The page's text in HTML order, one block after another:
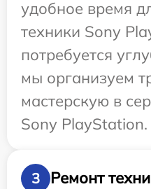
удобное время
техники Sony
потребуется
мы организуем
мастерскую в
Sony PlayStation.
3
Ремонт